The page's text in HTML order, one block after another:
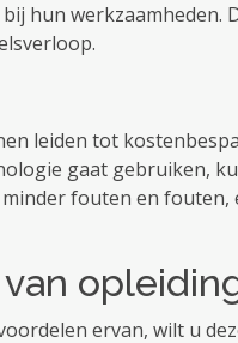
hun werkzaamheden.
leiden tot
gaat gebruiken,
fouten en fouten,
ervan, wilt u